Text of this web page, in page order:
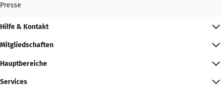
Presse
Hilfe & Kontakt
Mitgliedschaften
Hauptbereiche
Services